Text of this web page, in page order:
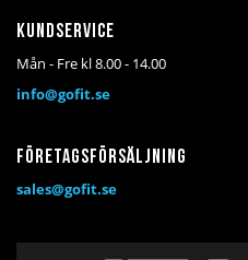
Kundservice
Mån - Fre kl 8.00 - 14.00
info@gofit.se
Företagsförsäljning
sales@gofit.se